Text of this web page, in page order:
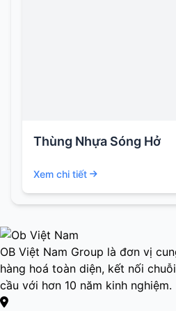
Thùng Nhựa Sóng Hở
Xem chi tiết
OB Việt Nam Group là đơn vị
hàng hoá toàn diện, kết nối
cầu với hơn 10 năm kinh nghiệm.